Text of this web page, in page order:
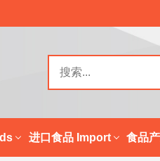
进口食品 Import